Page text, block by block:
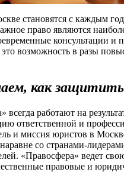
становятся с каждым
право являются
консультации и
возможность в разы
как
работают на
ответственной и
и миссия юристов в
со странами-
«Правосфера» ведет
правовые и